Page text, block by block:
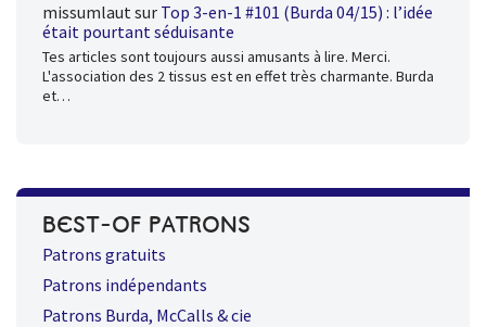
missumlautsur Top 3-en-1 #101 (Burda 04/15) : l’idée
était pourtant séduisante
Tes articles sont toujours aussi amusants à lire. Merci.
L'association des 2 tissus est en effet très charmante. Burda
et…
BEST-OF PATRONS
Patrons gratuits
Patrons indépendants
Patrons Burda, McCalls & cie